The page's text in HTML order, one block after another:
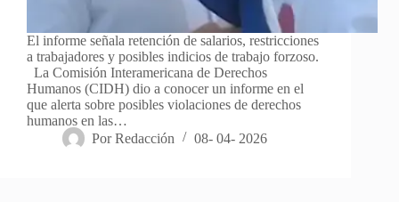
El informe señala retención de salarios, restricciones
a trabajadores y posibles indicios de trabajo forzoso.
La Comisión Interamericana de Derechos
Humanos (CIDH) dio a conocer un informe en el
que alerta sobre posibles violaciones de derechos
humanos en las…
Por Redacción 08- 04- 2026